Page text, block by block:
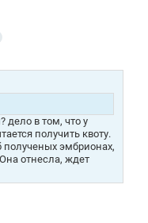
дело в том, что у
получить квоту.
эмбрионах,
отнесла, ждет